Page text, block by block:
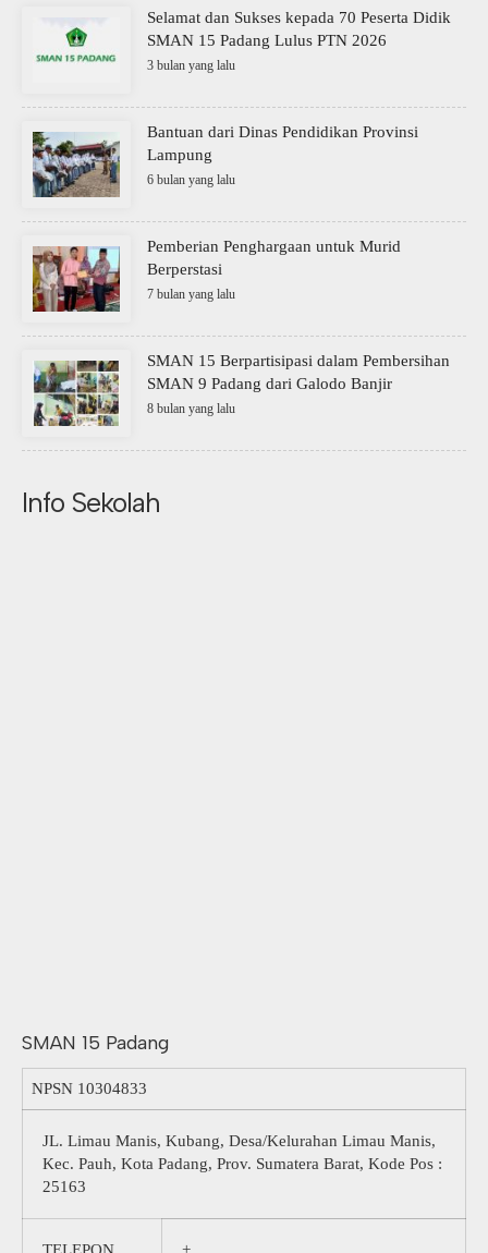
Selamat dan Sukses kepada 70 Peserta Didik
SMAN 15 Padang Lulus PTN 2026
3 bulan yang lalu
Bantuan dari Dinas Pendidikan Provinsi
Lampung
6 bulan yang lalu
Pemberian Penghargaan untuk Murid
Berperstasi
7 bulan yang lalu
SMAN 15 Berpartisipasi dalam Pembersihan
SMAN 9 Padang dari Galodo Banjir
8 bulan yang lalu
Info Sekolah
SMAN 15 Padang
NPSN 10304833
JL. Limau Manis, Kubang, Desa/Kelurahan Limau Manis,
Kec. Pauh, Kota Padang, Prov. Sumatera Barat, Kode Pos :
25163